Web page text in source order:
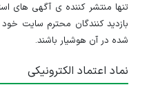
کمک بهیاری
تهران
تنها منتشر کننده ی آگهی های
بازدید کنندگان محترم سایت
شده در آن هوشیار باشند.
نماد اعتماد الکترونیکی